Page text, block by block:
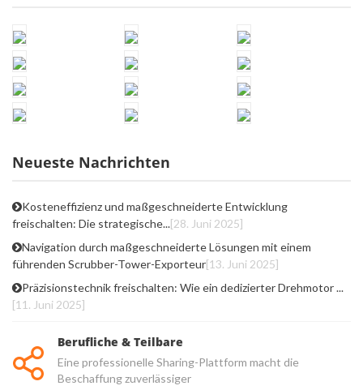
Neueste Nachrichten
Kosteneffizienz und maßgeschneiderte Entwicklung
freischalten: Die strategische...[28. Juni 2025]
Navigation durch maßgeschneiderte Lösungen mit einem
führenden Scrubber-Tower-Exporteur[13. Juni 2025]
Präzisionstechnik freischalten: Wie ein dedizierter Drehmotor ...
[11. Juni 2025]
Berufliche & Teilbare
Eine professionelle Sharing-Plattform macht die
Beschaffung zuverlässiger